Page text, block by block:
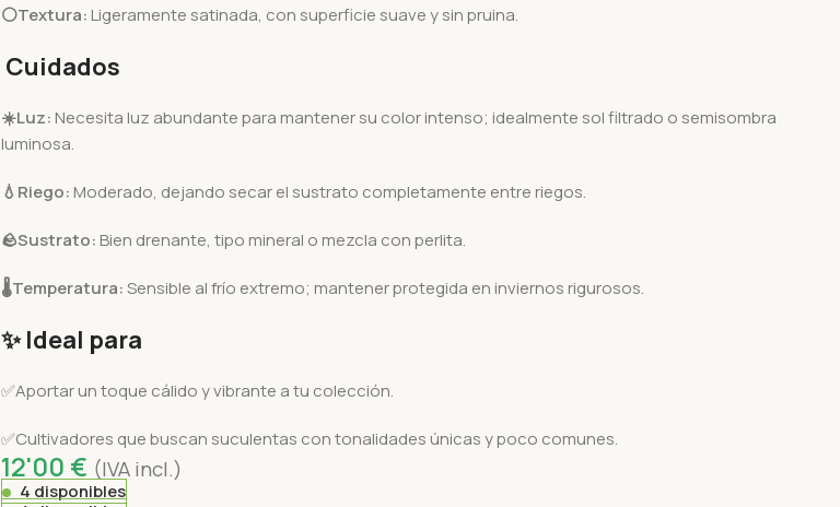
⚪Textura: Ligeramente satinada, con superficie suave y sin pruina.
Cuidados
☀️Luz: Necesita luz abundante para mantener su color intenso; idealmente sol filtrado o semisombra
luminosa.
💧 Riego: Moderado, dejando secar el sustrato completamente entre riegos.
🪨Sustrato: Bien drenante, tipo mineral o mezcla con perlita.
🌡️Temperatura:Sensible al frío extremo; mantener protegida en inviernos rigurosos.
✨ Ideal para
✅Aportar un toque cálido y vibrante a tu colección.
✅Cultivadores que buscan suculentas con tonalidades únicas y poco comunes.
12'00 € (IVA incl.)
4 disponibles